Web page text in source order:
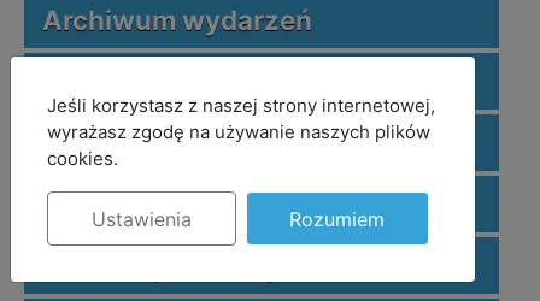
Archiwum wydarzeń
Publikacje MODM BCE
Zeszyty metodyczne
MOD_JBCOOKIES_LANG_HEADER_DEFAULT
Jeśli korzystasz z naszej strony internetowej,
wyrażasz zgodę na używanie naszych plików
cookies.
Ustawienia Rozumiem